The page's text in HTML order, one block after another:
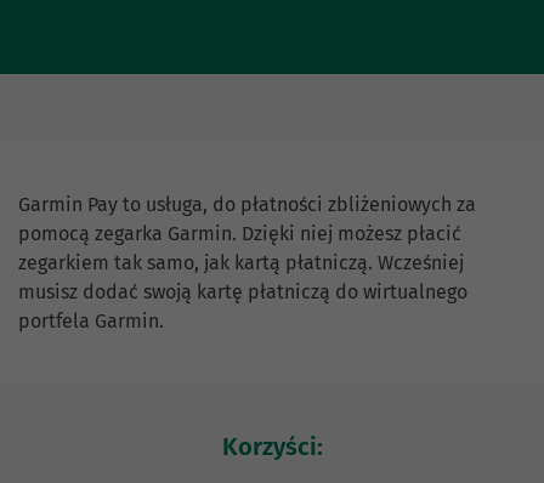
Garmin Pay to usługa, do płatności zbliżeniowych za
pomocą zegarka Garmin. Dzięki niej możesz płacić
zegarkiem tak samo, jak kartą płatniczą. Wcześniej
musisz dodać swoją kartę płatniczą do wirtualnego
portfela Garmin.
Korzyści: